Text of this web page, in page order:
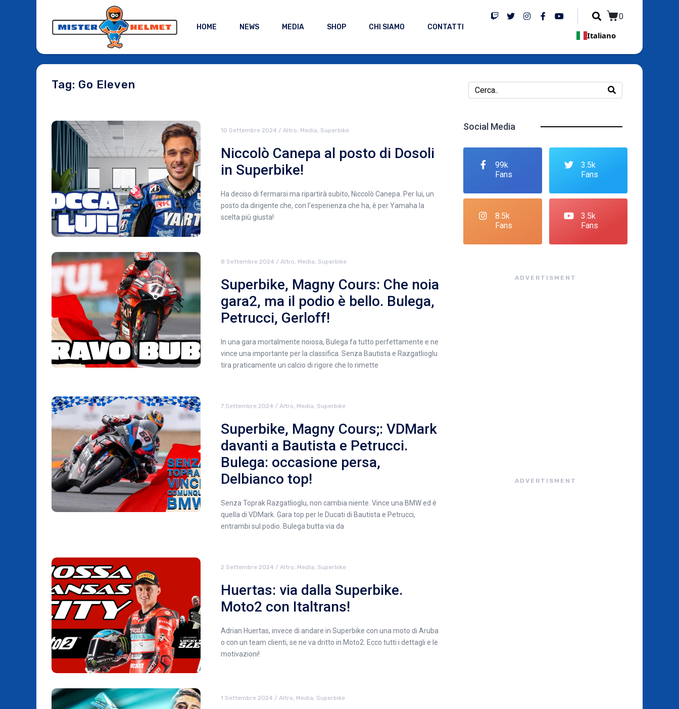
HOME NEWS MEDIA SHOP CHI SIAMO CONTATTI
0
Italiano
Tag: Go Eleven
10 Settembre 2024 / Altro, Media, Superbike
Niccolò Canepa al posto di Dosoli
in Superbike!
Ha deciso di fermarsi ma ripartirà subito, Niccolò Canepa. Per lui, un
posto da dirigente che, con l’esperienza che ha, è per Yamaha la
scelta più giusta!
8 Settembre 2024 / Altro Media Superbike
Superbike, Magny Cours: Che noia
gara2, ma il podio è bello. Bulega,
Petrucci, Gerloff!
In una gara mortalmente noiosa, Bulega fa tutto perfettamente e ne
vince una importante per la classifica. Senza Bautista e Razgatlioglu
tira praticamente un calcio di rigore che lo rimette
7 Settembre 2024 / Altro Media Superbike
Superbike, Magny Cours;: VDMark
davanti a Bautista e Petrucci.
Bulega: occasione persa,
Delbianco top!
Senza Toprak Razgatlioglu, non cambia niente. Vince una BMW ed è
quella di VDMark. Gara top per le Ducati di Bautista e Petrucci,
entrambi sul podio. Bulega butta via da
2 Settembre 2024 / Altro Media Superbike
Huertas: via dalla Superbike.
Moto2 con Italtrans!
Adrian Huertas, invece di andare in Superbike con una moto di Aruba
o con un team clienti, se ne va dritto in Moto2. Ecco tutti i dettagli e le
motivazioni!
1 Settembre 2024 / Altro, Media, Superbike
Social Media
99k
Fans
3.5k
Fans
8.5k
Fans
3.5k
Fans
ADVERTISMENT
ADVERTISMENT